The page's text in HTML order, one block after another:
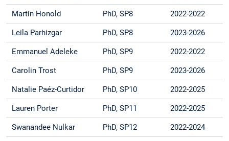
Martin Honold PhD, SP8 2022-2022
Leila Parhizgar PhD, SP8 2023-2026
Emmanuel Adeleke PhD, SP9 2022-2022
Carolin Trost PhD, SP9 2023-2026
Natalie Paéz-Curtidor PhD, SP10 2022-2025
Lauren Porter PhD, SP11 2022-2025
Swanandee Nulkar PhD, SP12 2022-2024